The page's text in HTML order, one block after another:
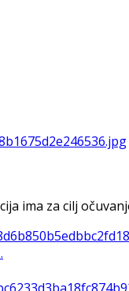
ima za cilj